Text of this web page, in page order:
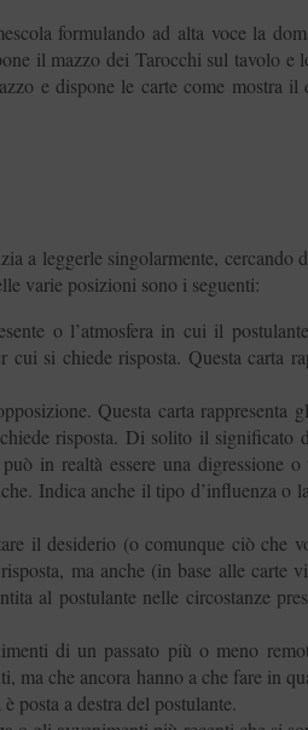
formulando ad alta voce la
il mazzo dei Tarocchi sul tavolo e
e dispone le carte come mostra il
a leggerle singolarmente, cercando
varie posizioni sono i seguenti:
o l’atmosfera in cui il
si chiede risposta. Questa carta
Questa carta rappresenta
risposta. Di solito il significato
in realtà essere una digressione o
Indica anche il tipo d’influenza o
il desiderio (o comunque ciò che
ma anche (in base alle carte
al postulante nelle circostanze
di un passato più o meno
ma che ancora hanno a che fare in
posta a destra del postulante.